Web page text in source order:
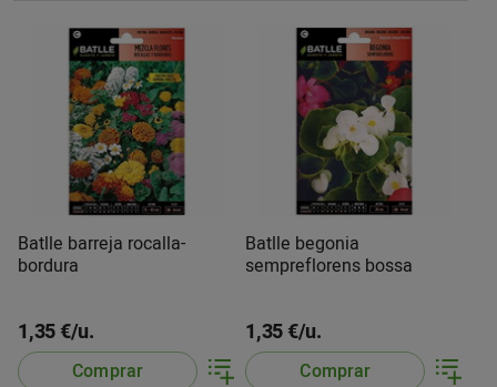
Batlle barreja rocalla-
bordura
1,35 €/u.
Comprar
Batlle begonia
sempreflorens bossa
1,35 €/u.
Comprar